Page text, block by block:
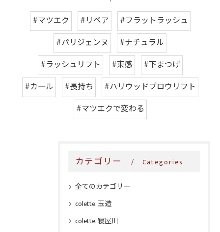
#マツエク #リペア
#フラットラッシュ
#パリジェンヌ
#ナチュラル
#ラッシュリフト
#束感
#下まつげ
#カール
#長持ち
#ハリウッドブロウリフト
#マツエクで変わる
カテゴリー Categories
全てのカテゴリー
colette. 玉造
colette. 寝屋川